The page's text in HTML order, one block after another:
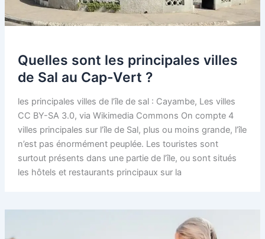
Quelles sont les principales villes
de Sal au Cap-Vert ?
les principales villes de l’île de sal : Cayambe, Les villes
CC BY-SA 3.0, via Wikimedia Commons On compte 4
villes principales sur l’île de Sal, plus ou moins grande, l’île
n’est pas énormément peuplée. Les touristes sont
surtout présents dans une partie de l’île, ou sont situés
les hôtels et restaurants principaux sur la